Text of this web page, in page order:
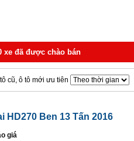
xe đã được chào bán
cũ, ô tô mới ưu tiên
HD270 Ben 13 Tấn 2016
giá